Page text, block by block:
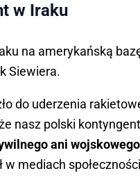
w Iraku
na amerykańską
Siewiera.
do uderzenia
nasz polski
ani wojskowego
w mediach